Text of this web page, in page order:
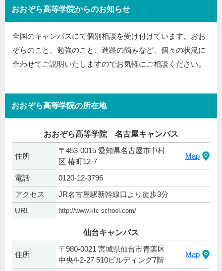
おおぞら高等学院からのお知らせ
全国のキャンパスにて個別相談を受け付けています。おお
ぞらのこと、勉強のこと、進路の悩みなど、個々の状況に
合わせてご説明いたしますのでお気軽にご相談ください。
おおぞら高等学院の所在地
おおぞら高等学院 名古屋キャンパス
住所
〒453-0015 愛知県名古屋市中村
区 椿町12-7
Map
電話
0120-12-3796
アクセス
JR名古屋駅新幹線口より徒歩3分
URL
http://www.ktc-school.com/
仙台キャンパス
住所
〒980-0021 宮城県仙台市青葉区
中央4-2-27 510ビルディング7階
Map